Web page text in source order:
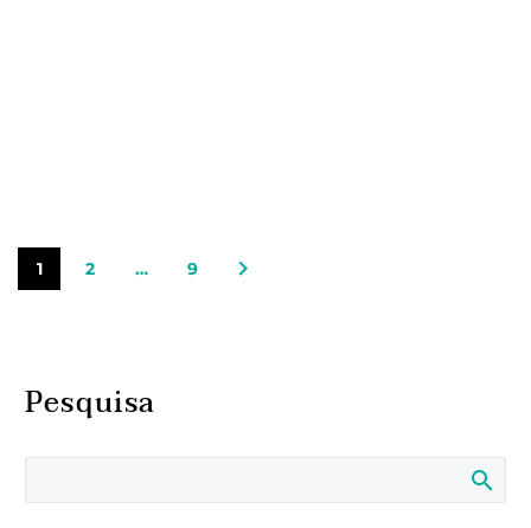
1 2 … 9
Pesquisa